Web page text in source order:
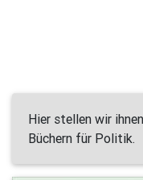
Hier stellen wir
Büchern für Politik.